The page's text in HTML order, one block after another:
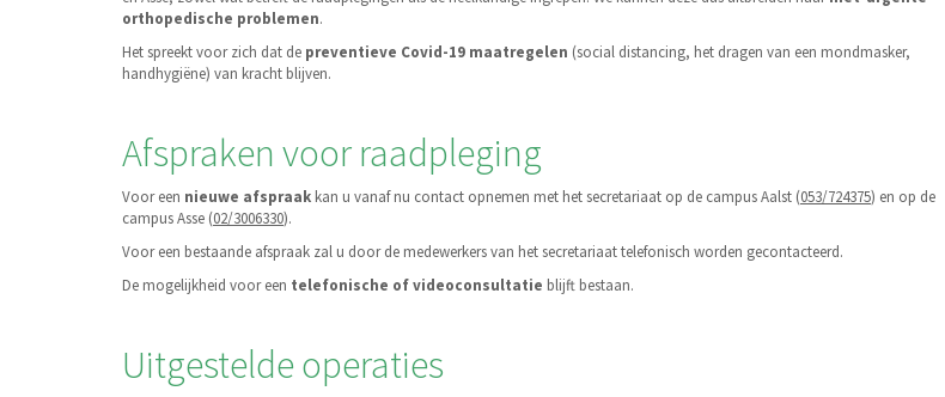
orthopedische problemen.
Het spreekt voor zich dat de preventieve Covid-19 maatregelen (social distancing, het dragen van een mondmasker,
handhygiëne) van kracht blijven.
Afspraken voor raadpleging
Voor een nieuwe afspraak kan u vanaf nu contact opnemen met het secretariaat op de campus Aalst (053/724375) en op de
campus Asse (02/3006330).
Voor een bestaande afspraak zal u door de medewerkers van het secretariaat telefonisch worden gecontacteerd.
De mogelijkheid voor een telefonische of videoconsultatie blijft bestaan.
Uitgestelde operaties